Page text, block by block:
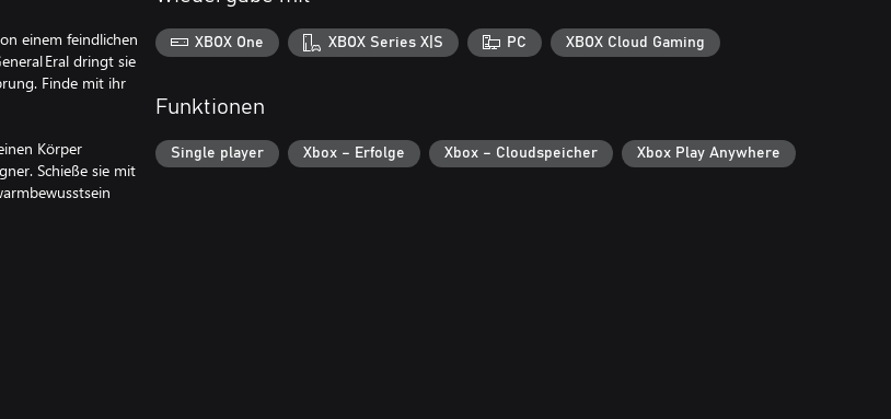
einem feindlichen
Eral dringt sie
Finde mit ihr
Körper
Schieße sie mit
XBOX One XBOX Series X|S PC XBOX Cloud Gaming
Funktionen
Single player Xbox – Erfolge Xbox – Cloudspeicher Xbox Play Anywhere